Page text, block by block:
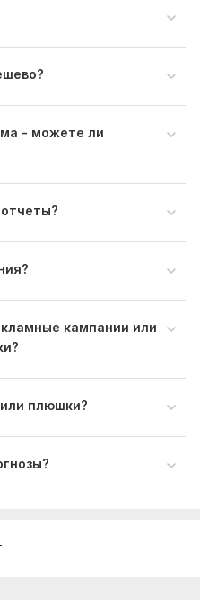
кворков)
13.jpg
14.jpg
16.jpg
17.jpg
20.jpg
19.jpg
- можете ли
кампании или
плюшки?